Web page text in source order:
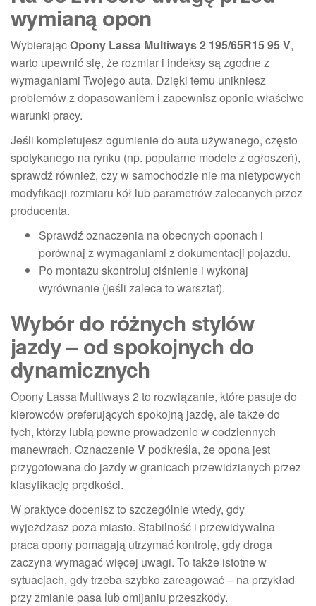
wymianą opon
WybierającOpony Lassa Multiways 2 195/65R15 95 V,
warto upewnić się, że rozmiar i indeksy są zgodne z
wymaganiami Twojego auta. Dzięki temu unikniesz
problemów z dopasowaniem i zapewnisz oponie właściwe
warunki pracy.
Jeśli kompletujesz ogumienie do auta używanego, często
spotykanego na rynku (np. popularne modele z ogłoszeń),
sprawdź również, czy w samochodzie nie ma nietypowych
modyfikacji rozmiaru kół lub parametrów zalecanych przez
producenta.
Sprawdź oznaczenia na obecnych oponach i
porównaj z wymaganiami z dokumentacji pojazdu.
Po montażu skontroluj ciśnienie i wykonaj
wyrównanie (jeśli zaleca to warsztat).
Wybór do różnych stylów
jazdy – od spokojnych do
dynamicznych
Opony Lassa Multiways 2 to rozwiązanie, które pasuje do
kierowców preferujących spokojną jazdę, ale także do
tych, którzy lubią pewne prowadzenie w codziennych
manewrach. OznaczenieV podkreśla, że opona jest
przygotowana do jazdy w granicach przewidzianych przez
klasyfikację prędkości.
W praktyce docenisz to szczególnie wtedy, gdy
wyjeżdżasz poza miasto. Stabilność i przewidywalna
praca opony pomagają utrzymać kontrolę, gdy droga
zaczyna wymagać więcej uwagi. To także istotne w
sytuacjach, gdy trzeba szybko zareagować – na przykład
przy zmianie pasa lub omijaniu przeszkody.